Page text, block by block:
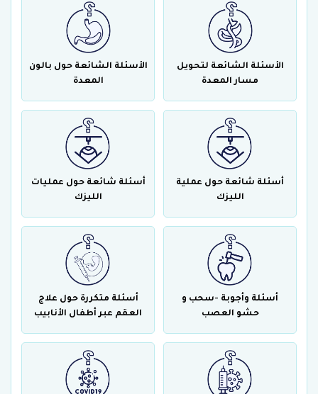
الأسئلة الشائعة لتحويل
مسار المعدة
الأسئلة الشائعة حول بالون
المعدة
أسئلة شائعة حول عملية
الليزك
أسئلة شائعة حول عمليات
الليزك
أسئلة وأجوبة -سحب و
حشو العصب
أسئلة متكررة حول علاج
العقم عبر أطفال الأنابيب